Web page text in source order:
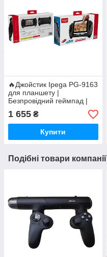
🔥Джойстик Ipega PG-9163
для планшету |
Безпровідний геймпад |
Ігровий контролер
1 655 ₴
Купити
Подібні товари компанії